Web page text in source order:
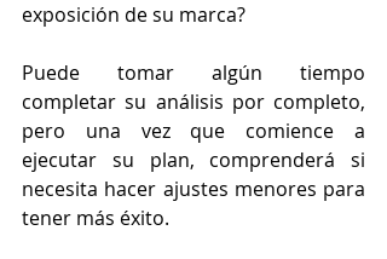
exposición de su marca?
Puede tomar algún tiempo
completar su análisis por completo,
pero una vez que comience a
ejecutar su plan, comprenderá si
necesita hacer ajustes menores para
tener más éxito.